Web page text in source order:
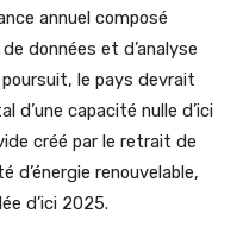
annuel composé
données et d’analyse
le pays devrait
d’une capacité nulle d’ici
créé par le retrait de
d’énergie renouvelable,
d’ici 2025.